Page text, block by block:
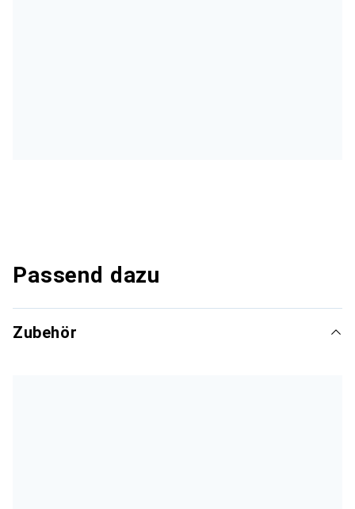
Passend dazu
Zubehör